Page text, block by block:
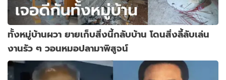
ทั้งหมู่บ้านผวา ยายเก็บสิ่งนี้กลับบ้าน โดนสิ่งลี้ลับเล่น
งานรัว ๆ วอนหมอปลามาพิสูจน์